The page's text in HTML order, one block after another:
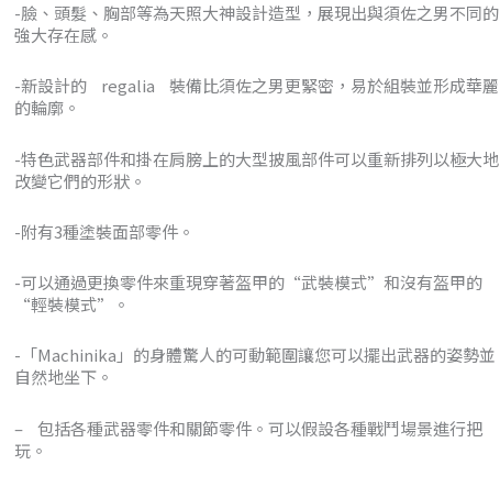
圍：
到
-臉、頭髮、胸部等為天照大神設計造型，展現出與須佐之男不同的
強大存在感。
-新設計的 regalia 裝備比須佐之男更緊密，易於組裝並形成華麗
的輪廓。
-特色武器部件和掛在肩膀上的大型披風部件可以重新排列以極大地
改變它們的形狀。
-附有3種塗裝面部零件。
-可以通過更換零件來重現穿著盔甲的“武裝模式”和沒有盔甲的
“輕裝模式”。
-「Machinika」的身體驚人的可動範圍讓您可以擺出武器的姿勢並
自然地坐下。
– 包括各種武器零件和關節零件。可以假設各種戰鬥場景進行把
玩。